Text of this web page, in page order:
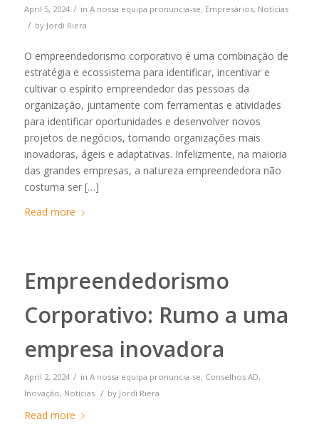
April 5, 2024 / in A nossa equipa pronuncia-se, Empresários, Notícias
/ by Jordi Riera
O empreendedorismo corporativo é uma combinação de
estratégia e ecossistema para identificar, incentivar e
cultivar o espírito empreendedor das pessoas da
organização, juntamente com ferramentas e atividades
para identificar oportunidades e desenvolver novos
projetos de negócios, tornando organizações mais
inovadoras, ágeis e adaptativas. Infelizmente, na maioria
das grandes empresas, a natureza empreendedora não
costuma ser […]
Read more
Empreendedorismo
Corporativo: Rumo a uma
empresa inovadora
April 2, 2024 / in A nossa equipa pronuncia-se, Conselhos AD,
Inovação, Notícias / by Jordi Riera
Read more